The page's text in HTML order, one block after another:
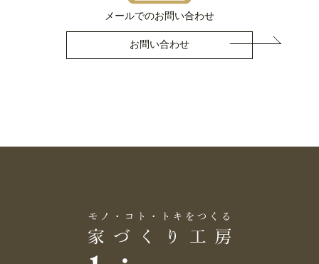
メールでのお問い合わせ
お問い合わせ